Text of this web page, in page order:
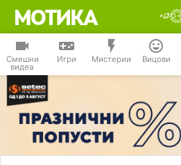
Смешни
видеа
Игри Мистерии Вицови